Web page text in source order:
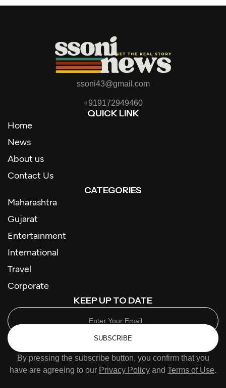
ssoni43@gmail.com
+919172949460
QUICK LINK
Home
News
About us
Contact Us
CATEGORIES
Maharashtra
Gujarat
Entertainment
International
Travel
Corporate
KEEP UP TO DATE
SUBSCRIBE
By pressing the subscribe button, you confirm that you
have are agreeing to our Privacy Policy and Terms of Use.